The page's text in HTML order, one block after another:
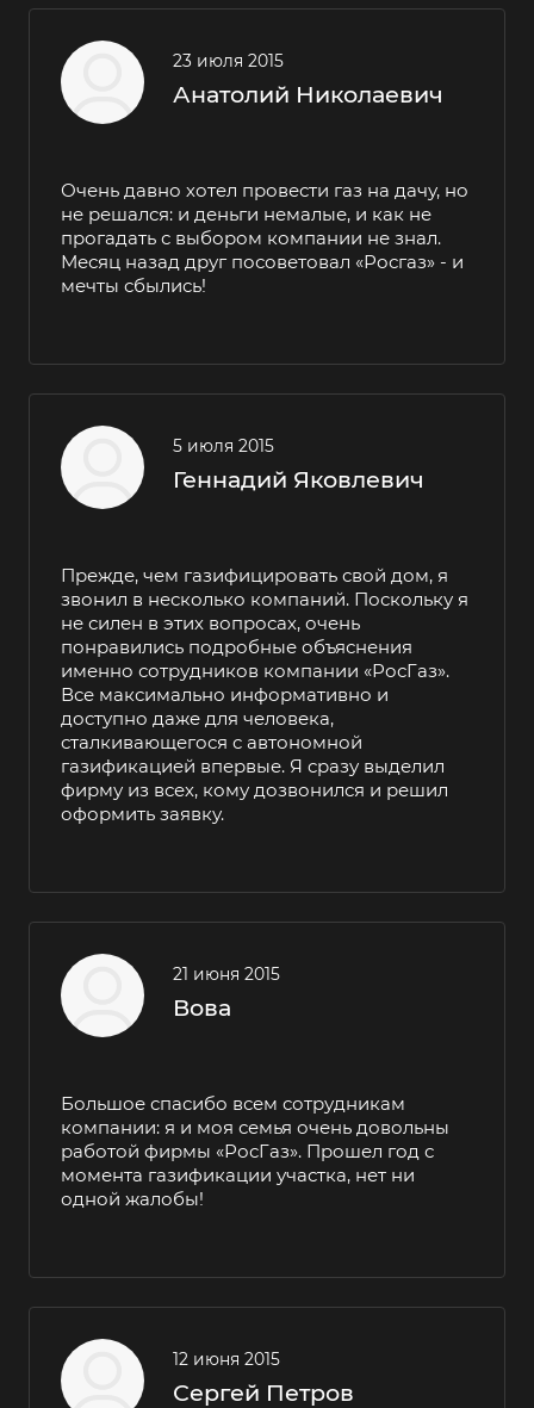
23 июля 2015
Анатолий Николаевич
Очень давно хотел провести газ на дачу, но
не решался: и деньги немалые, и как не
прогадать с выбором компании не знал.
Месяц назад друг посоветовал «Росгаз» - и
мечты сбылись!
5 июля 2015
Геннадий Яковлевич
Прежде, чем газифицировать свой дом, я
звонил в несколько компаний. Поскольку я
не силен в этих вопросах, очень
понравились подробные объяснения
именно сотрудников компании «РосГаз».
Все максимально информативно и
доступно даже для человека,
сталкивающегося с автономной
газификацией впервые. Я сразу выделил
фирму из всех, кому дозвонился и решил
оформить заявку.
21 июня 2015
Вова
Большое спасибо всем сотрудникам
компании: я и моя семья очень довольны
работой фирмы «РосГаз». Прошел год с
момента газификации участка, нет ни
одной жалобы!
12 июня 2015
Сергей Петров